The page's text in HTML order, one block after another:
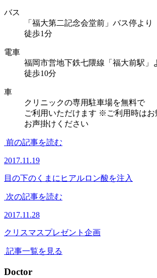
バス
「福大第二記念会堂前」バス停より
徒歩1分
電車
福岡市営地下鉄七隈線「福大前駅」
徒歩10分
車
クリニックの専用駐車場を無料で
ご利用いただけます ※ご利用時はお
お声掛けください
前の記事を読む
2017.11.19
目の下のくまにヒアルロン酸を注入
次の記事を読む
2017.11.28
クリスマスプレゼント企画
記事一覧を見る
Doctor